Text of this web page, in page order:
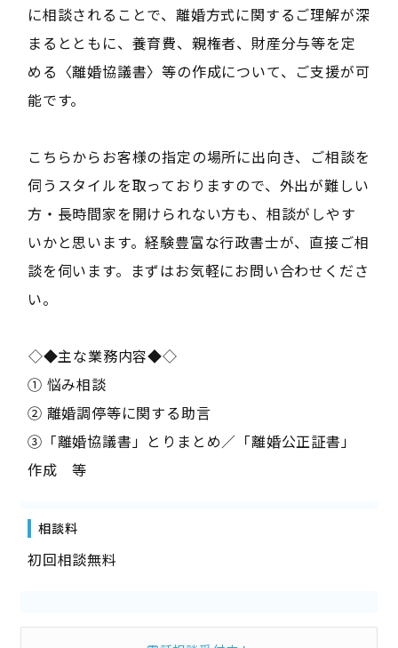
に相談されることで、離婚方式に関するご理解が深
まるとともに、養育費、親権者、財産分与等を定
める〈離婚協議書〉等の作成について、ご支援が可
能です。
こちらからお客様の指定の場所に出向き、ご相談を
伺うスタイルを取っておりますので、外出が難しい
方・長時間家を開けられない方も、相談がしやす
いかと思います。経験豊富な行政書士が、直接ご相
談を伺います。まずはお気軽にお問い合わせくださ
い。
――◇◆主な業務内容◆◇――
① 悩み相談
② 離婚調停等に関する助言
③「離婚協議書」とりまとめ／「離婚公正証書」
作成 等
相談料
初回相談無料